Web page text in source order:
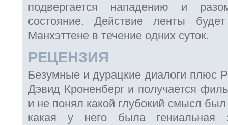
подвергается нападению и
состояние. Действие ленты
Манхэттене в течение одних суток.
РЕЦЕНЗИЯ
Безумные и дурацкие диалоги плюс
Дэвид Кроненберг и получается
и не понял какой глубокий смысл
какая у него была гениальная